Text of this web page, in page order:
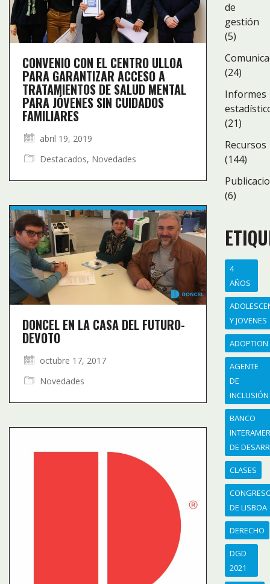
CONVENIO CON EL CENTRO ULLOA
PARA GARANTIZAR ACCESO A
TRATAMIENTOS DE SALUD MENTAL
PARA JÓVENES SIN CUIDADOS
FAMILIARES
abril 19, 2019
Destacados, Novedades
DONCEL EN LA CASA DEL FUTURO-
DEVOTO
octubre 17, 2017
Novedades
de
gestión
(5)
(24)
Informes
(21)
Recursos
(144)
(6)
4
AÑOS
Y JOVENES
ADOPTION
AGENTE
DE
INCLUSIÓN
BANCO
DE
CLASES
DE LISBOA
DERECHO
DGD
2021